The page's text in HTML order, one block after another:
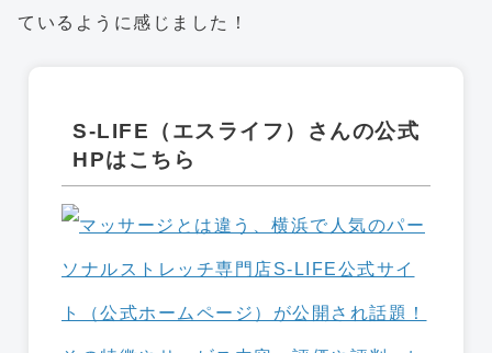
ているように感じました！
S-LIFE（エスライフ）さんの公式
HPはこちら